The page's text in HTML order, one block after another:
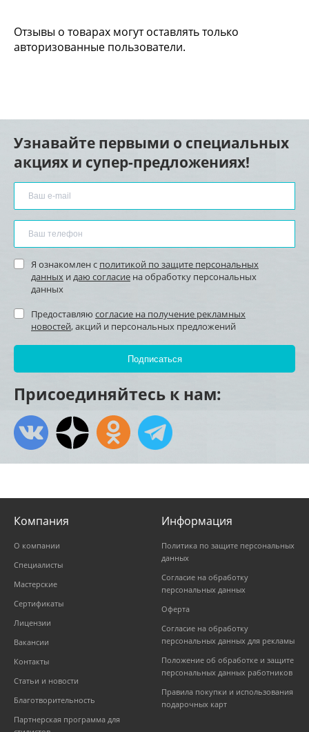
Отзывы о товарах могут оставлять только
авторизованные пользователи.
Узнавайте первыми о специальных
акциях и супер-предложениях!
Я ознакомлен с политикой по защите персональных
данных и даю согласие на обработку персональных
данных
Предоставляю согласие на получение рекламных
новостей, акций и персональных предложений
Присоединяйтесь к нам:
Компания
О компании
Специалисты
Мастерские
Сертификаты
Лицензии
Вакансии
Контакты
Статьи и новости
Благотворительность
Партнерская программа для
Информация
Политика по защите персональных
данных
Согласие на обработку
персональных данных
Оферта
Согласие на обработку
персональных данных для рекламы
Положение об обработке и защите
персональных данных работников
Правила покупки и использования
подарочных карт